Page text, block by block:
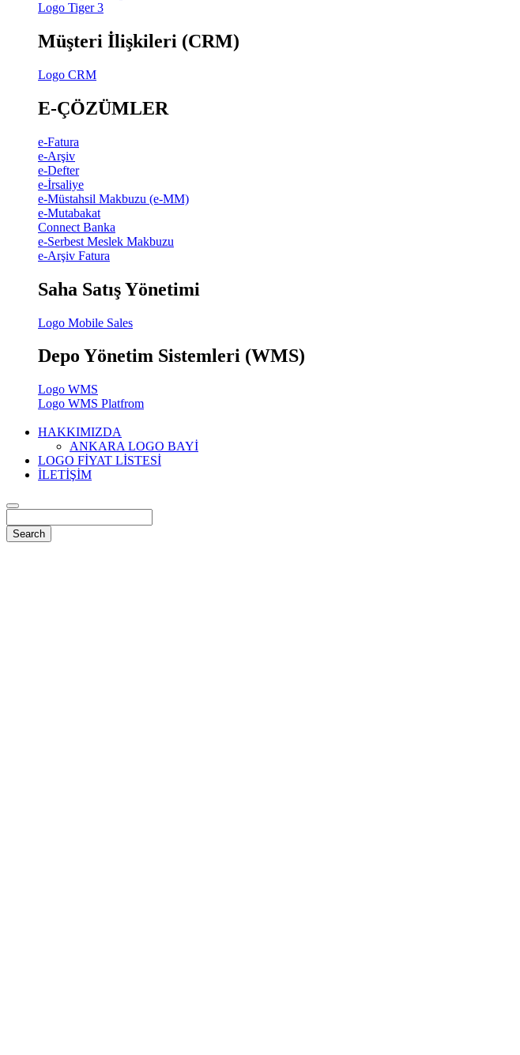
Logo Tiger 3
Müşteri İlişkileri (CRM)
Logo CRM
E-ÇÖZÜMLER
e-Fatura
e-Arşiv
e-Defter
e-İrsaliye
e-Müstahsil Makbuzu (e-MM)
e-Mutabakat
Connect Banka
e-Serbest Meslek Makbuzu
e-Arşiv Fatura
Saha Satış Yönetimi
Logo Mobile Sales
Depo Yönetim Sistemleri (WMS)
Logo WMS
Logo WMS Platfrom
HAKKIMIZDA
ANKARA LOGO BAYİ
LOGO FİYAT LİSTESİ
İLETİŞİM